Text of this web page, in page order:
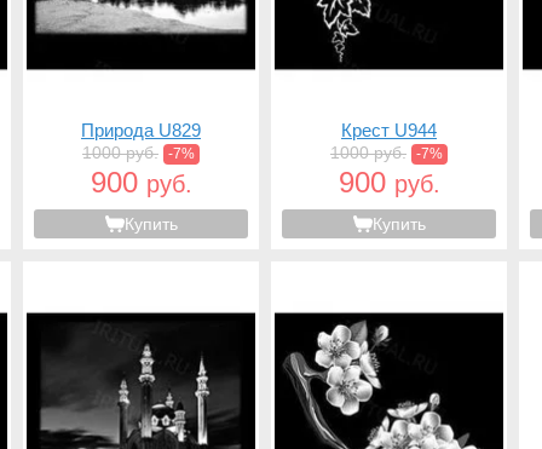
Природа U829
1000 руб. -7%
900 руб.
Купить
Крест U944
1000 руб. -7%
900 руб.
Купить